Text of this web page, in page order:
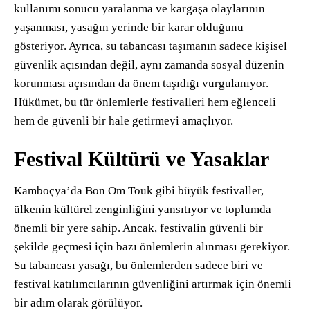
kullanımı sonucu yaralanma ve kargaşa olaylarının
yaşanması, yasağın yerinde bir karar olduğunu
gösteriyor. Ayrıca, su tabancası taşımanın sadece kişisel
güvenlik açısından değil, aynı zamanda sosyal düzenin
korunması açısından da önem taşıdığı vurgulanıyor.
Hükümet, bu tür önlemlerle festivalleri hem eğlenceli
hem de güvenli bir hale getirmeyi amaçlıyor​.
Festival Kültürü ve Yasaklar
Kamboçya’da Bon Om Touk gibi büyük festivaller,
ülkenin kültürel zenginliğini yansıtıyor ve toplumda
önemli bir yere sahip. Ancak, festivalin güvenli bir
şekilde geçmesi için bazı önlemlerin alınması gerekiyor.
Su tabancası yasağı, bu önlemlerden sadece biri ve
festival katılımcılarının güvenliğini artırmak için önemli
bir adım olarak görülüyor.